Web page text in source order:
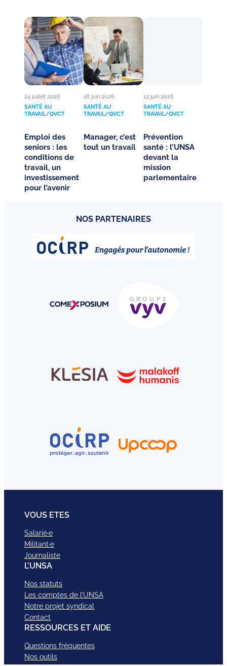
24 juillet 2026
SANTÉ AU
TRAVAIL/QVCT
Emploi des
seniors : les
conditions de
travail, un
investissement
pour l’avenir
18 juin 2026
SANTÉ AU
TRAVAIL/QVCT
Manager, c’est
tout un travail
12 juin 2026
SANTÉ AU
TRAVAIL/QVCT
Prévention
santé : l’UNSA
devant la
mission
parlementaire
NOS PARTENAIRES
VOUS ETES
Salarié·e
Militant·e
Journaliste
L’UNSA
Nos statuts
Les comptes de l’UNSA
Notre projet syndical
Contact
RESSOURCES ET AIDE
Questions fréquentes
Nos outils